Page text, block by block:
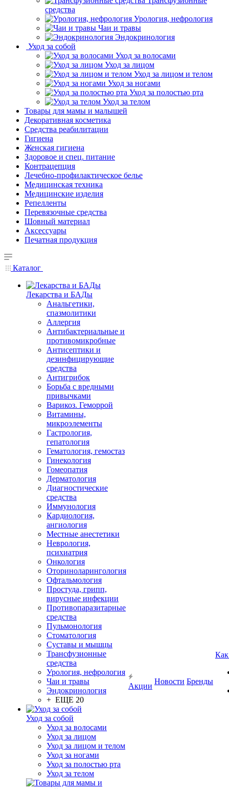
средства
Урология, нефрология
Чаи и травы
Эндокринология
Уход за собой
Уход за волосами
Уход за лицом
Уход за лицом и телом
Уход за ногами
Уход за полостью рта
Уход за телом
Товары для мамы и малышей
Декоративная косметика
Средства реабилитации
Гигиена
Женская гигиена
Здоровое и спец. питание
Контрацепция
Лечебно-профилактическое белье
Медицинская техника
Медицинские изделия
Репелленты
Перевязочные средства
Шовный материал
Аксессуары
Печатная продукция
Каталог
Лекарства и БАДы
Анальгетики,
спазмолитики
Аллергия
Антибактериальные и
противомикробные
Антисептики и
дезинфицирующие
средства
Антигрибок
Борьба с вредными
привычками
Варикоз. Геморрой
Витамины,
микроэлементы
Гастрология,
гепатология
Гематология, гемостаз
Гинекология
Гомеопатия
Дерматология
Диагностические
средства
Иммунология
Кардиология,
ангиология
Местные анестетики
Неврология,
психиатрия
Онкология
Оториноларингология
Офтальмология
Простуда, грипп,
вирусные инфекции
Противопаразитарные
средства
Пульмонология
Стоматология
Суставы и мышцы
Трансфузионные
средства
Урология, нефрология
Чаи и травы
Эндокринология
+ ЕЩЕ 20
Уход за собой
Уход за волосами
Уход за лицом
Уход за лицом и телом
Уход за ногами
Уход за полостью рта
Уход за телом
Акции
Новости Бренды